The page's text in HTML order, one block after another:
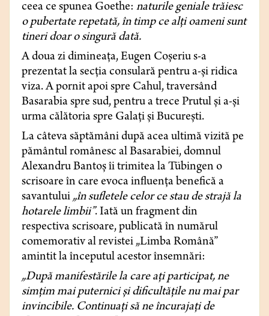
ceea ce spunea Goethe: naturile geniale trăiesc
o pubertate repetată, în timp ce alți oameni sunt
tineri doar o singură dată.
A doua zi dimineața, Eugen Coșeriu s-a
prezentat la secția consulară pentru a-și ridica
viza. A pornit apoi spre Cahul, traversând
Basarabia spre sud, pentru a trece Prutul și a-și
urma călătoria spre Galați și București.
La câteva săptămâni după acea ultimă vizită pe
pământul românesc al Basarabiei, domnul
Alexandru Bantoș îi trimitea la Tübingen o
scrisoare în care evoca influența benefică a
savantului„în sufletele celor ce stau de strajă la
hotarele limbii”. Iată un fragment din
respectiva scrisoare, publicată în numărul
comemorativ al revistei „Limba Română”
amintit la începutul acestor însemnări:
„După manifestările la care ați participat, ne
simțim mai puternici și dificultățile nu mai par
invincibile. Continuați să ne încurajați de